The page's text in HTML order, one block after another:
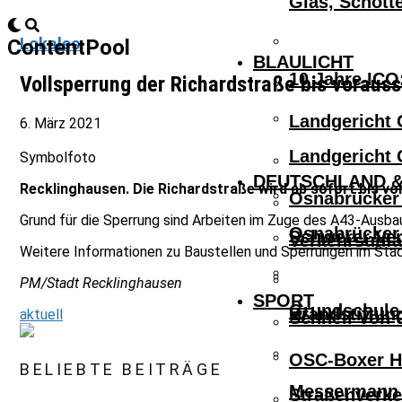
ContentPool
10 Jahre
Landgericht
BLAULICHT
Landgericht
Schwerer
DEUTSCHLAND
Schnell Von
SPORT
OSC-Boxer
Lokales
Vollsperrung der Richardstraße bis
6. März 2021
Symbolfoto
Recklinghausen. Die Richardstraße wird ab sofort bis
Grund für die Sperrung sind Arbeiten im Zuge des A43-
Weitere Informationen zu Baustellen und Sperrungen im
PM/Stadt Recklinghausen
aktuell
BELIEBTE BEITRÄGE